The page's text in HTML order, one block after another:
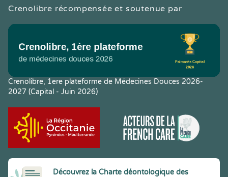
Crenolibre récompensée et soutenue par
Crenolibre, 1ere plateforme de Médecines Douces 2026-
2027 (Capital - Juin 2026)
Découvrez la Charte déontologique des